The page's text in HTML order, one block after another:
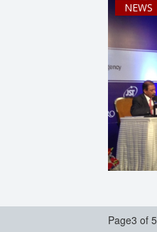
NEWS
Page3 of 5